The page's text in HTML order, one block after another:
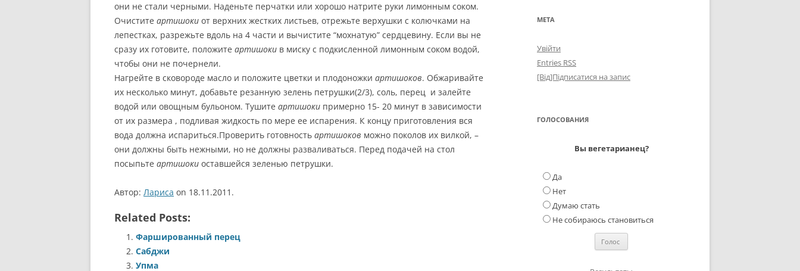
они не стали черными. Наденьте перчатки или хорошо натрите руки лимонным соком.
Очистите артишоки от верхних жестких листьев, отрежьте верхушки с колючками на
лепестках, разрежьте вдоль на 4 части и вычистите “мохнатую” сердцевину. Если вы не
сразу их готовите, положите артишоки в миску с подкисленной лимонным соком водой,
чтобы они не почернели.
Нагрейте в сковороде масло и положите цветки и плодоножки артишоков. Обжаривайте
их несколько минут, добавьте резанную зелень петрушки(2/3), соль, перец и залейте
водой или овощным бульоном. Тушите артишоки примерно 15- 20 минут в зависимости
от их размера , подливая жидкость по мере ее испарения. К концу приготовления вся
вода должна испариться.Проверить готовность артишоков можно поколов их вилкой, –
они должны быть нежными, но не должны разваливаться. Перед подачей на стол
посыпьте артишоки оставшейся зеленью петрушки.
Автор: Лариса on 18.11.2011.
Related Posts:
Фаршированный перец
Сабджи
Упма
МЕТА
Увійти
Entries RSS
[Від]Підписатися на запис
ГОЛОСОВАНИЯ
Вы вегетарианец?
Да
Нет
Думаю стать
Не собираюсь становиться